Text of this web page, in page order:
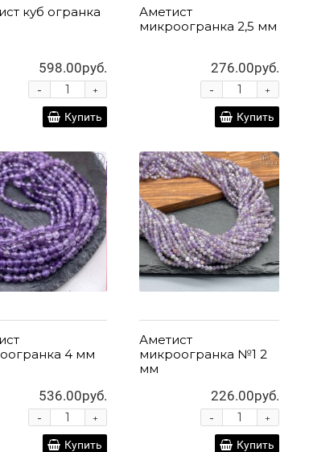
куб огранка
598.00руб.
+
-
Купить
Аметист
микроогранка 2,5 мм
276.00руб.
+
-
Купить
4 мм
536.00руб.
+
-
Купить
Аметист
микроогранка №1 2
мм
226.00руб.
+
-
Купить